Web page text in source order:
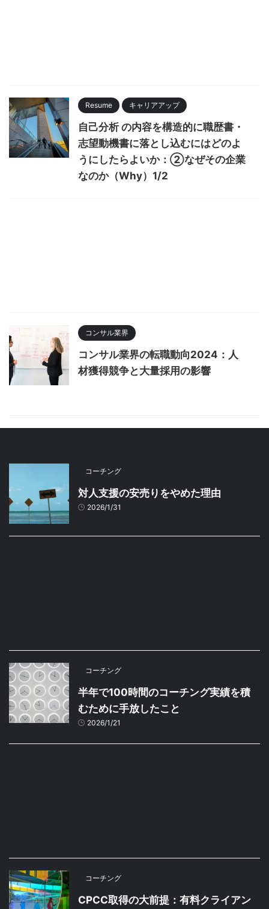
Resume キャリアアップ
自己分析 の内容を構造的に職歴書・
志望動機書に落とし込むにはどのよ
うにしたらよいか：②なぜその企業
なのか（Why）1/2
コンサル業界
コンサル業界の転職動向2024：人
材獲得競争と大量採用の影響
コーチング
対人支援の安売りをやめた理由
2026/1/31
コーチング
半年で100時間のコーチング実績を積
むために手放したこと
2026/1/21
コーチング
CPCC取得の大前提：有料クライアン